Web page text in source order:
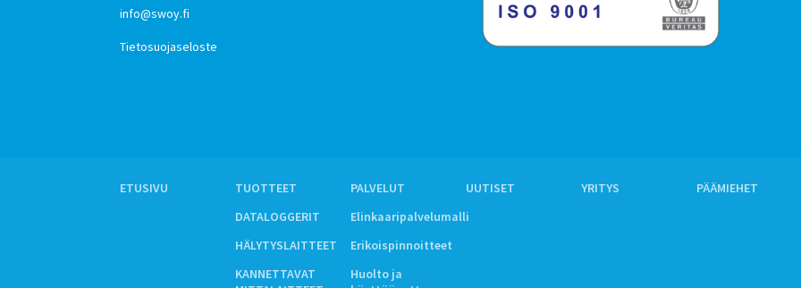
info@swoy.fi
Tietosuojaseloste
ETUSIVU
TUOTTEET
DATALOGGERIT
HÄLYTYSLAITTEET
KANNETTAVAT
PALVELUT
Elinkaaripalvelumalli
Erikoispinnoitteet
Huolto ja
UUTISET YRITYS PÄÄMIEHET